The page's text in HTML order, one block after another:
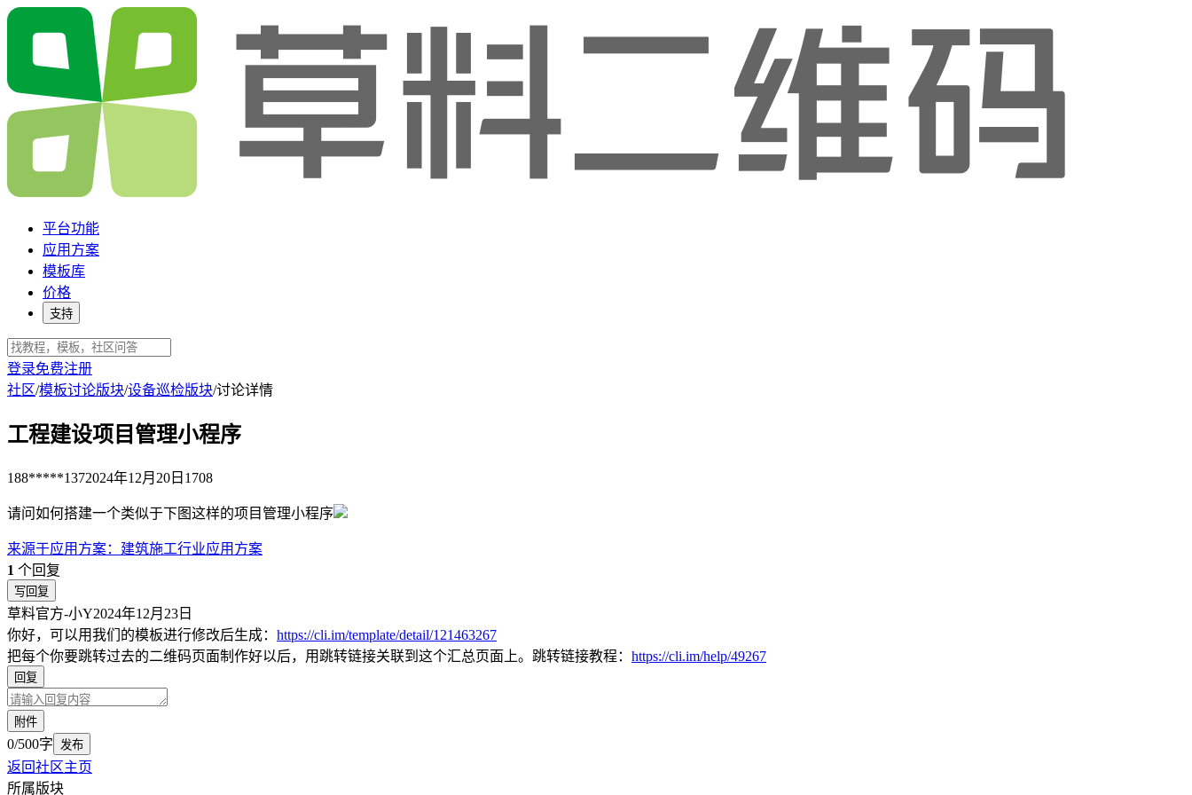
平台功能
应用方案
模板库
价格
支持
登录免费注册
社区/模板讨论版块/设备巡检版块/讨论详情
工程建设项目管理小程序
188*****1372024年12月20日 1708
请问如何搭建一个类似于下图这样的项目管理小程序
来源于应用方案： 建筑施工行业应用方案
1 个回复
写回复
草料官方-小Y2024年12月23日
你好，可以用我们的模板进行修改后生成： https://cli.im/template/detail/121463267
把每个你要跳转过去的二维码页面制作好以后，用跳转链接关联到这个汇总页面上。跳转链接教程： https://cli.im/help/49267
回复
附件
0/500字 发布
返回社区主页
所属版块